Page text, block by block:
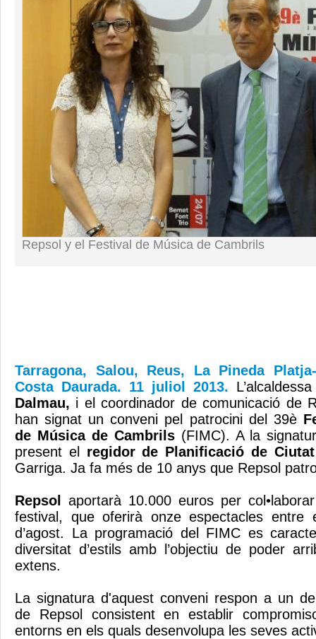
Repsol y el Festival de Música de Cambrils
Tarragona, Salou, Reus, La Pineda
Costa Daurada. 11 juliol 2013.
Dalmau, i el coordinador de comunicació de
han signat un conveni pel patrocini del 39è
de Música de Cambrils (FIMC). A la
present el regidor de Planificació de
Garriga. Ja fa més de 10 anys que Repsol
Repsol
aportarà 10.000 euros per
festival, que oferirà onze espectacles
d’agost. La programació del FIMC es
diversitat d’estils amb l’objectiu de poder
extens.
La signatura d'aquest conveni respon a un
de Repsol consistent en establir
entorns en els quals desenvolupa les seves